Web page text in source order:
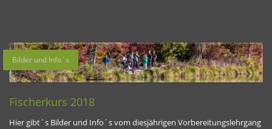
Bilder und Info´s
Fischerkurs 2018
Hier gibt´s Bilder und Info´s vom diesjährigen Vorbereitungslehrgang